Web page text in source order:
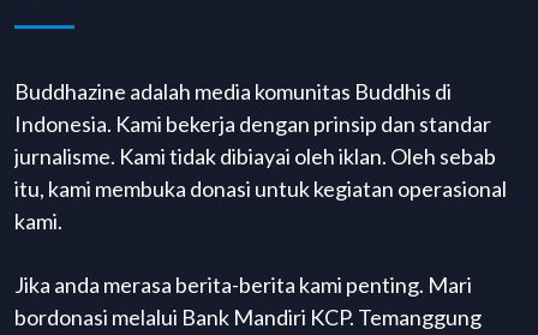
Buddhazine adalah media komunitas Buddhis di
Indonesia. Kami bekerja dengan prinsip dan standar
jurnalisme. Kami tidak dibiayai oleh iklan. Oleh sebab
itu, kami membuka donasi untuk kegiatan operasional
kami.
Jika anda merasa berita-berita kami penting. Mari
bordonasi melalui Bank Mandiri KCP. Temanggung